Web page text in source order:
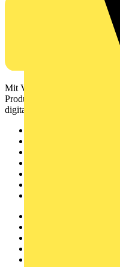
Mit Voltimum erhalten
Produktinformationen,
digitalen Plattform und